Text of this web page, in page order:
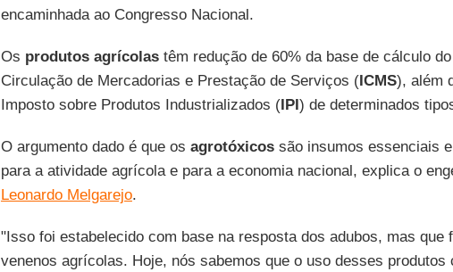
encaminhada ao Congresso Nacional.
Os produtos agrícolastêm redução de 60% da base de cálculo
Circulação de Mercadorias e Prestação de Serviços (ICMS), além
Imposto sobre Produtos Industrializados (IPI) de determinados
O argumento dado é que os agrotóxicossão insumos essenciais
para a atividade agrícola e para a economia nacional, explica o
Leonardo Melgarejo.
"Isso foi estabelecido com base na resposta dos adubos, mas que
venenos agrícolas. Hoje, nós sabemos que o uso desses produtos